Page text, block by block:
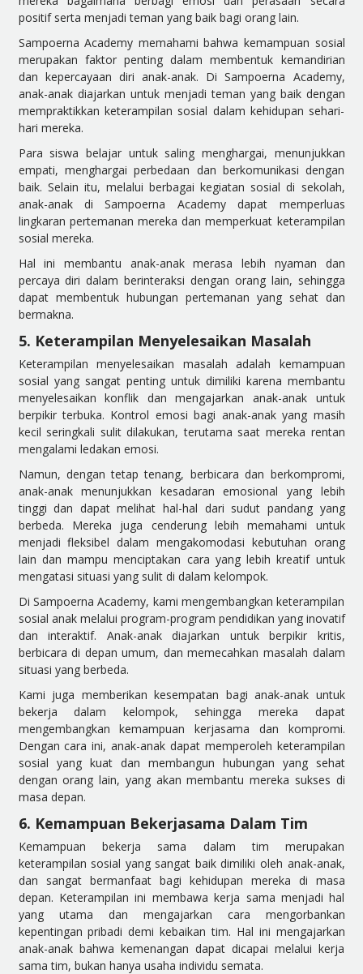
positif serta menjadi teman yang baik bagi orang lain.
Sampoerna Academy memahami bahwa kemampuan sosial
merupakan faktor penting dalam membentuk kemandirian
dan kepercayaan diri anak-anak. Di Sampoerna Academy,
anak-anak diajarkan untuk menjadi teman yang baik dengan
mempraktikkan keterampilan sosial dalam kehidupan sehari-
hari mereka.
Para siswa belajar untuk saling menghargai, menunjukkan
empati, menghargai perbedaan dan berkomunikasi dengan
baik. Selain itu, melalui berbagai kegiatan sosial di sekolah,
anak-anak di Sampoerna Academy dapat memperluas
lingkaran pertemanan mereka dan memperkuat keterampilan
sosial mereka.
Hal ini membantu anak-anak merasa lebih nyaman dan
percaya diri dalam berinteraksi dengan orang lain, sehingga
dapat membentuk hubungan pertemanan yang sehat dan
bermakna.
5. Keterampilan Menyelesaikan Masalah
Keterampilan menyelesaikan masalah adalah kemampuan
sosial yang sangat penting untuk dimiliki karena membantu
menyelesaikan konflik dan mengajarkan anak-anak untuk
berpikir terbuka. Kontrol emosi bagi anak-anak yang masih
kecil seringkali sulit dilakukan, terutama saat mereka rentan
mengalami ledakan emosi.
Namun, dengan tetap tenang, berbicara dan berkompromi,
anak-anak menunjukkan kesadaran emosional yang lebih
tinggi dan dapat melihat hal-hal dari sudut pandang yang
berbeda. Mereka juga cenderung lebih memahami untuk
menjadi fleksibel dalam mengakomodasi kebutuhan orang
lain dan mampu menciptakan cara yang lebih kreatif untuk
mengatasi situasi yang sulit di dalam kelompok.
Di Sampoerna Academy, kami mengembangkan keterampilan
sosial anak melalui program-program pendidikan yang inovatif
dan interaktif. Anak-anak diajarkan untuk berpikir kritis,
berbicara di depan umum, dan memecahkan masalah dalam
situasi yang berbeda.
Kami juga memberikan kesempatan bagi anak-anak untuk
bekerja dalam kelompok, sehingga mereka dapat
mengembangkan kemampuan kerjasama dan kompromi.
Dengan cara ini, anak-anak dapat memperoleh keterampilan
sosial yang kuat dan membangun hubungan yang sehat
dengan orang lain, yang akan membantu mereka sukses di
masa depan.
6. Kemampuan Bekerjasama Dalam Tim
Kemampuan bekerja sama dalam tim merupakan
keterampilan sosial yang sangat baik dimiliki oleh anak-anak,
dan sangat bermanfaat bagi kehidupan mereka di masa
depan. Keterampilan ini membawa kerja sama menjadi hal
yang utama dan mengajarkan cara mengorbankan
kepentingan pribadi demi kebaikan tim. Hal ini mengajarkan
anak-anak bahwa kemenangan dapat dicapai melalui kerja
sama tim, bukan hanya usaha individu semata.